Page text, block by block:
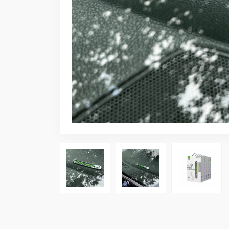
Power bank
Хувцас
Аяны хэрэгсэл
Цахилгаан хэрэгсэл
Тоглоом
Бэлэг дурсгал
Хямдарсан бараа
Шинэ бараа
Projector